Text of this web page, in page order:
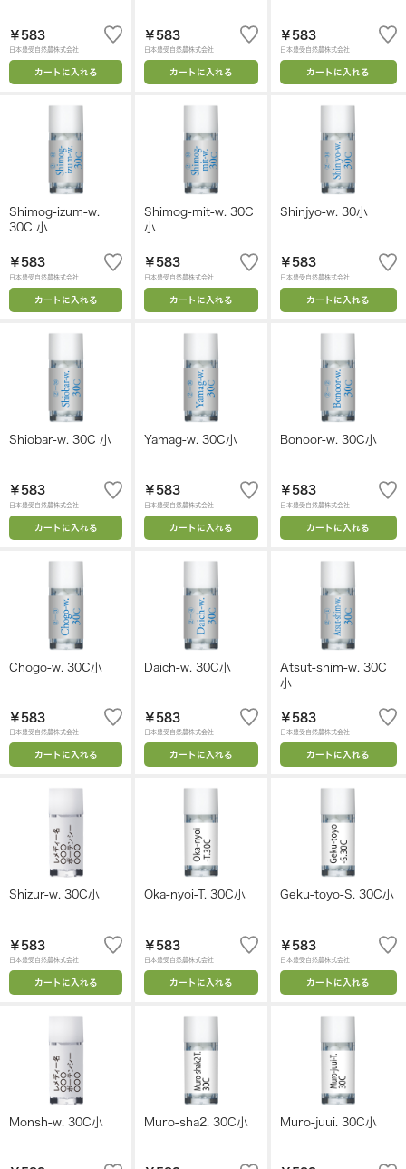
￥583
日本豊受自然農株式会社
カートに入れる
￥583
日本豊受自然農株式会社
カートに入れる
￥583
日本豊受自然農株式会社
カートに入れる
Shimog-izum-w.
30C 小
￥583
日本豊受自然農株式会社
カートに入れる
Shimog-mit-w. 30C
小
￥583
日本豊受自然農株式会社
カートに入れる
Shinjyo-w. 30小
￥583
日本豊受自然農株式会社
カートに入れる
Shiobar-w. 30C 小
￥583
日本豊受自然農株式会社
カートに入れる
Yamag-w. 30C小
￥583
日本豊受自然農株式会社
カートに入れる
Bonoor-w. 30C小
￥583
日本豊受自然農株式会社
カートに入れる
Chogo-w. 30C小
￥583
日本豊受自然農株式会社
カートに入れる
Daich-w. 30C小
￥583
日本豊受自然農株式会社
カートに入れる
Atsut-shim-w. 30C
小
￥583
日本豊受自然農株式会社
カートに入れる
Shizur-w. 30C小
￥583
日本豊受自然農株式会社
カートに入れる
Oka-nyoi-T. 30C小
￥583
日本豊受自然農株式会社
カートに入れる
Geku-toyo-S. 30C小
￥583
日本豊受自然農株式会社
カートに入れる
Monsh-w. 30C小 Muro-sha2. 30C小 Muro-juui. 30C小